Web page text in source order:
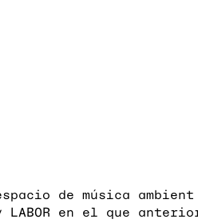
de música
LABOR en el que